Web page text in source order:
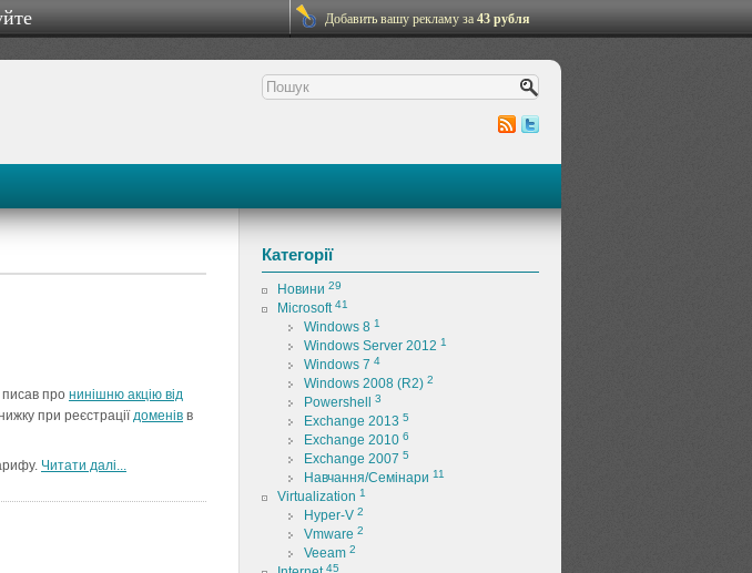
Добавить вашу рекламу за43 рубля
про нинішню акцію від
при реєстраціїдоменів в
Читати далi...
Категорії
Новини 29
Microsoft41
Windows 8 1
Windows Server 2012 1
Windows 7 4
Windows 2008 (R2) 2
Powershell 3
Exchange 2013 5
Exchange 2010 6
Exchange 2007 5
Навчання/Семінари 11
Virtualization 1
Hyper-V 2
Vmware 2
Veeam 2
45